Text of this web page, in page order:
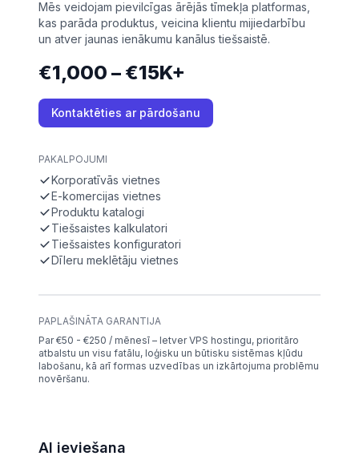
Mēs veidojam pievilcīgas ārējās tīmekļa platformas,
kas parāda produktus, veicina klientu mijiedarbību
un atver jaunas ienākumu kanālus tiešsaistē.
€1,000 – €15K+
Kontaktēties ar pārdošanu
PAKALPOJUMI
Korporatīvās vietnes
E-komercijas vietnes
Produktu katalogi
Tiešsaistes kalkulatori
Tiešsaistes konfiguratori
Dīleru meklētāju vietnes
PAPLAŠINĀTA GARANTIJA
Par €50 - €250 / mēnesī – Ietver VPS hostingu, prioritāro
atbalstu un visu fatālu, loģisku un būtisku sistēmas kļūdu
labošanu, kā arī formas uzvedības un izkārtojuma problēmu
novēršanu.
AI ieviešana